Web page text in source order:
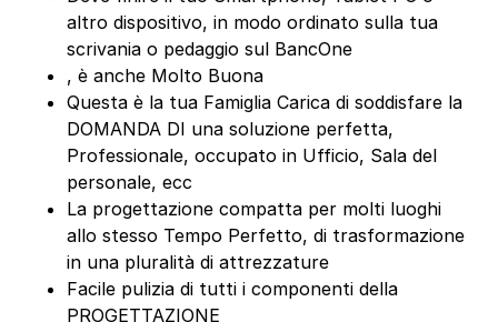
altro dispositivo, in modo ordinato sulla tua
scrivania o pedaggio sul BancOne
, è anche Molto Buona
Questa è la tua Famiglia Carica di soddisfare la
DOMANDA DI una soluzione perfetta,
Professionale, occupato in Ufficio, Sala del
personale, ecc
La progettazione compatta per molti luoghi
allo stesso Tempo Perfetto, di trasformazione
in una pluralità di attrezzature
Facile pulizia di tutti i componenti della
PROGETTAZIONE